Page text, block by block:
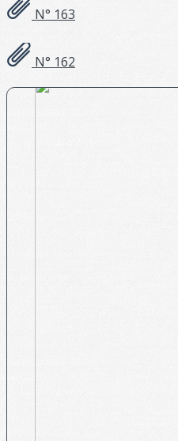
N° 163
N° 162